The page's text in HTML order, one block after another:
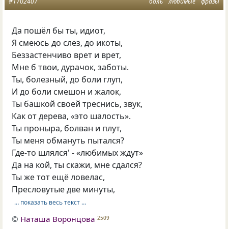
Да пошёл бы ты, идиот,
Я смеюсь до слез, до икоты,
Беззастенчиво врет и врет,
Мне б твои, дурачок, заботы.
Ты, болезный, до боли глуп,
И до боли смешон и жалок,
Ты башкой своей треснись, звук,
Как от дерева, «это шалость».
Ты проныра, болван и плут,
Ты меня обмануть пытался?
Где-то шлялся' - «любимых ждут»
Да на кой, ты скажи, мне сдался?
Ты же тот ещё ловелас,
Пресловутые две минуты,
… показать весь текст …
© Наташа Воронцова 2509